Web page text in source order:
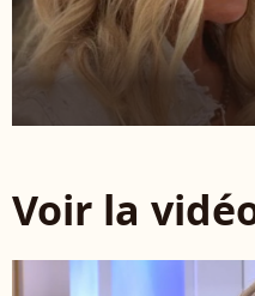
Voir la